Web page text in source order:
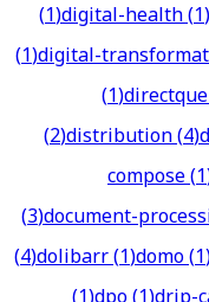
(1)digital-health(1)
(1)digital-
(1)
(2)distribution(4)
compose(1
(3)document-
(4)dolibarr(1)domo(1